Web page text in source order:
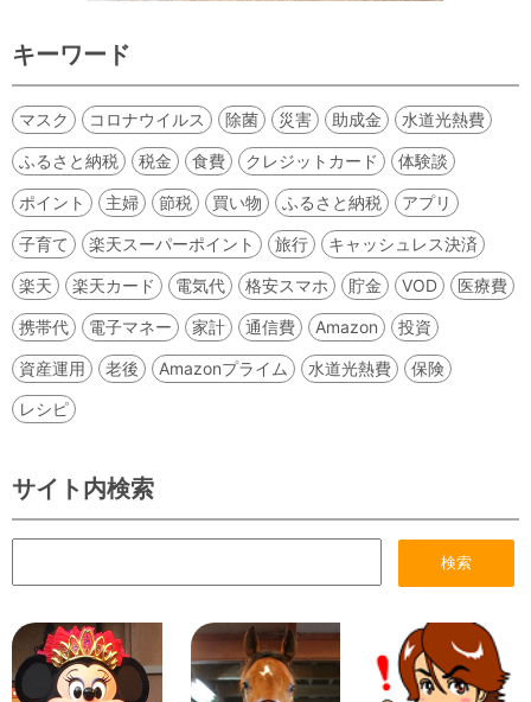
キーワード
マスク コロナウイルス 除菌 災害 助成金 水道光熱費
ふるさと納税 税金 食費 クレジットカード 体験談
ポイント 主婦 節税 買い物 ふるさと納税 アプリ
子育て 楽天スーパーポイント 旅行 キャッシュレス決済
楽天 楽天カード 電気代 格安スマホ 貯金 VOD 医療費
携帯代 電子マネー 家計 通信費 Amazon 投資
資産運用 老後 Amazonプライム 水道光熱費
保険
レシピ
サイト内検索